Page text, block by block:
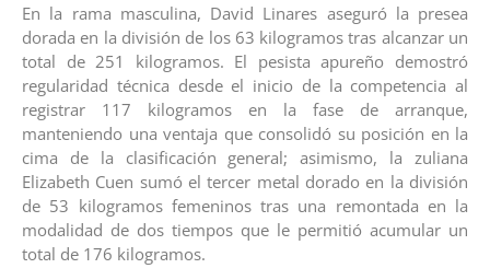
En la rama masculina, David Linares aseguró la presea
dorada en la división de los 63 kilogramos tras alcanzar un
total de 251 kilogramos. El pesista apureño demostró
regularidad técnica desde el inicio de la competencia al
registrar 117 kilogramos en la fase de arranque,
manteniendo una ventaja que consolidó su posición en la
cima de la clasificación general; asimismo, la zuliana
Elizabeth Cuen sumó el tercer metal dorado en la división
de 53 kilogramos femeninos tras una remontada en la
modalidad de dos tiempos que le permitió acumular un
total de 176 kilogramos.